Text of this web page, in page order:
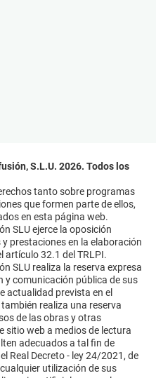
S.L.U. 2026. Todos los
tanto sobre programas
que formen parte de ellos,
en esta página web.
SLU ejerce la oposición
prestaciones en la elaboración
artículo 32.1 del TRLPI.
SLU realiza la reserva expresa
y comunicación pública de sus
actualidad prevista en el
realiza una reserva
de las obras y otras
sitio web a medios de lectura
adecuados a tal fin de
Real Decreto - ley 24/2021, de
utilización de sus